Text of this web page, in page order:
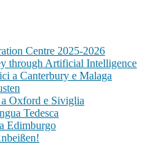
Centre 2025-2026
through Artificial Intelligence
a Canterbury e Malaga
Oxford e Siviglia
Tedesca
Edimburgo